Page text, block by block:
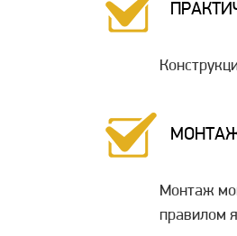
Монтаж
правилом